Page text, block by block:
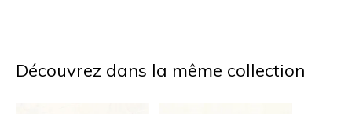
Découvrez dans la même collection